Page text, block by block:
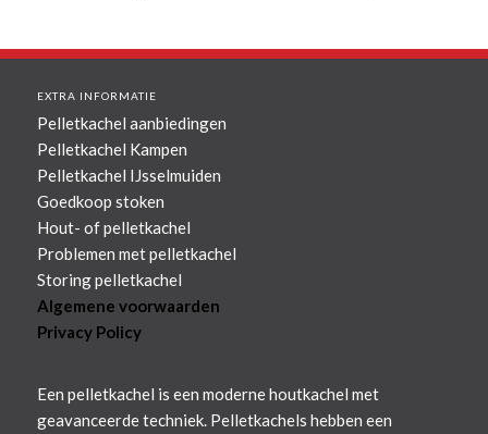
EXTRA INFORMATIE
Pelletkachel aanbiedingen
Pelletkachel Kampen
Pelletkachel IJsselmuiden
Goedkoop stoken
Hout- of pelletkachel
Problemen met pelletkachel
Storing pelletkachel
Algemene voorwaarden
Privacy Policy
Een pelletkachel is een moderne houtkachel met
geavanceerde techniek. Pelletkachels hebben een